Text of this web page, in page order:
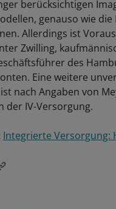
berücksichtigen
genauso wie
Allerdings ist
Zwilling,
des
Eine weitere
nach Angaben von
der IV-Versorgung.
Integrierte Versorgung: